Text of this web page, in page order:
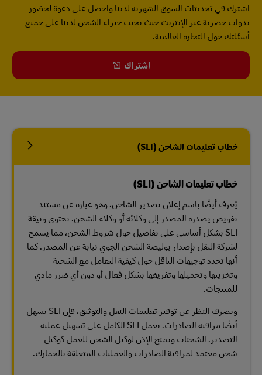
اشترك في تحديثات السوق الشهرية لدينا واحصل على دعوة لحضور
ندوات حصرية عبر الإنترنت حيث يجيب خبراء الشحن لدينا على جميع
أسئلتك حول التجارة العالمية.
اشتراك
خطاب تعليمات الشاحن (SLI)
خطاب تعليمات الشاحن (SLI)
يُعرف أيضًا باسم إعلان تصدير الشاحن، وهو عبارة عن مستند
تفويض يصدره المصدر إلى وكلائه أو وكلاء الشحن. تحتوي وثيقة
SLI بشكل أساسي على تفاصيل حول شروط الشحن، مما يسمح
لشركة النقل بإصدار بوليصة الشحن الجوي نيابة عن المصدر. كما
أنها تحدد توجيهات الناقل حول كيفية التعامل مع الشحنة
وتخزينها وتحميلها وتفريغها بشكل فعال أو دون أي ضرر مادي
للمنتجات.
وبصرف النظر عن توفير تعليمات النقل والتوثيق، فإن SLI يسهل
أيضًا مراقبة الصادرات. يعمل SLI الكامل على تسهيل عملية
التصدير. الشحنات ويمنح الإذن لوكيل الشحن للعمل كوكيل
شحن معتمد لمراقبة الصادرات والعمليات المتعلقة بالجمارك.